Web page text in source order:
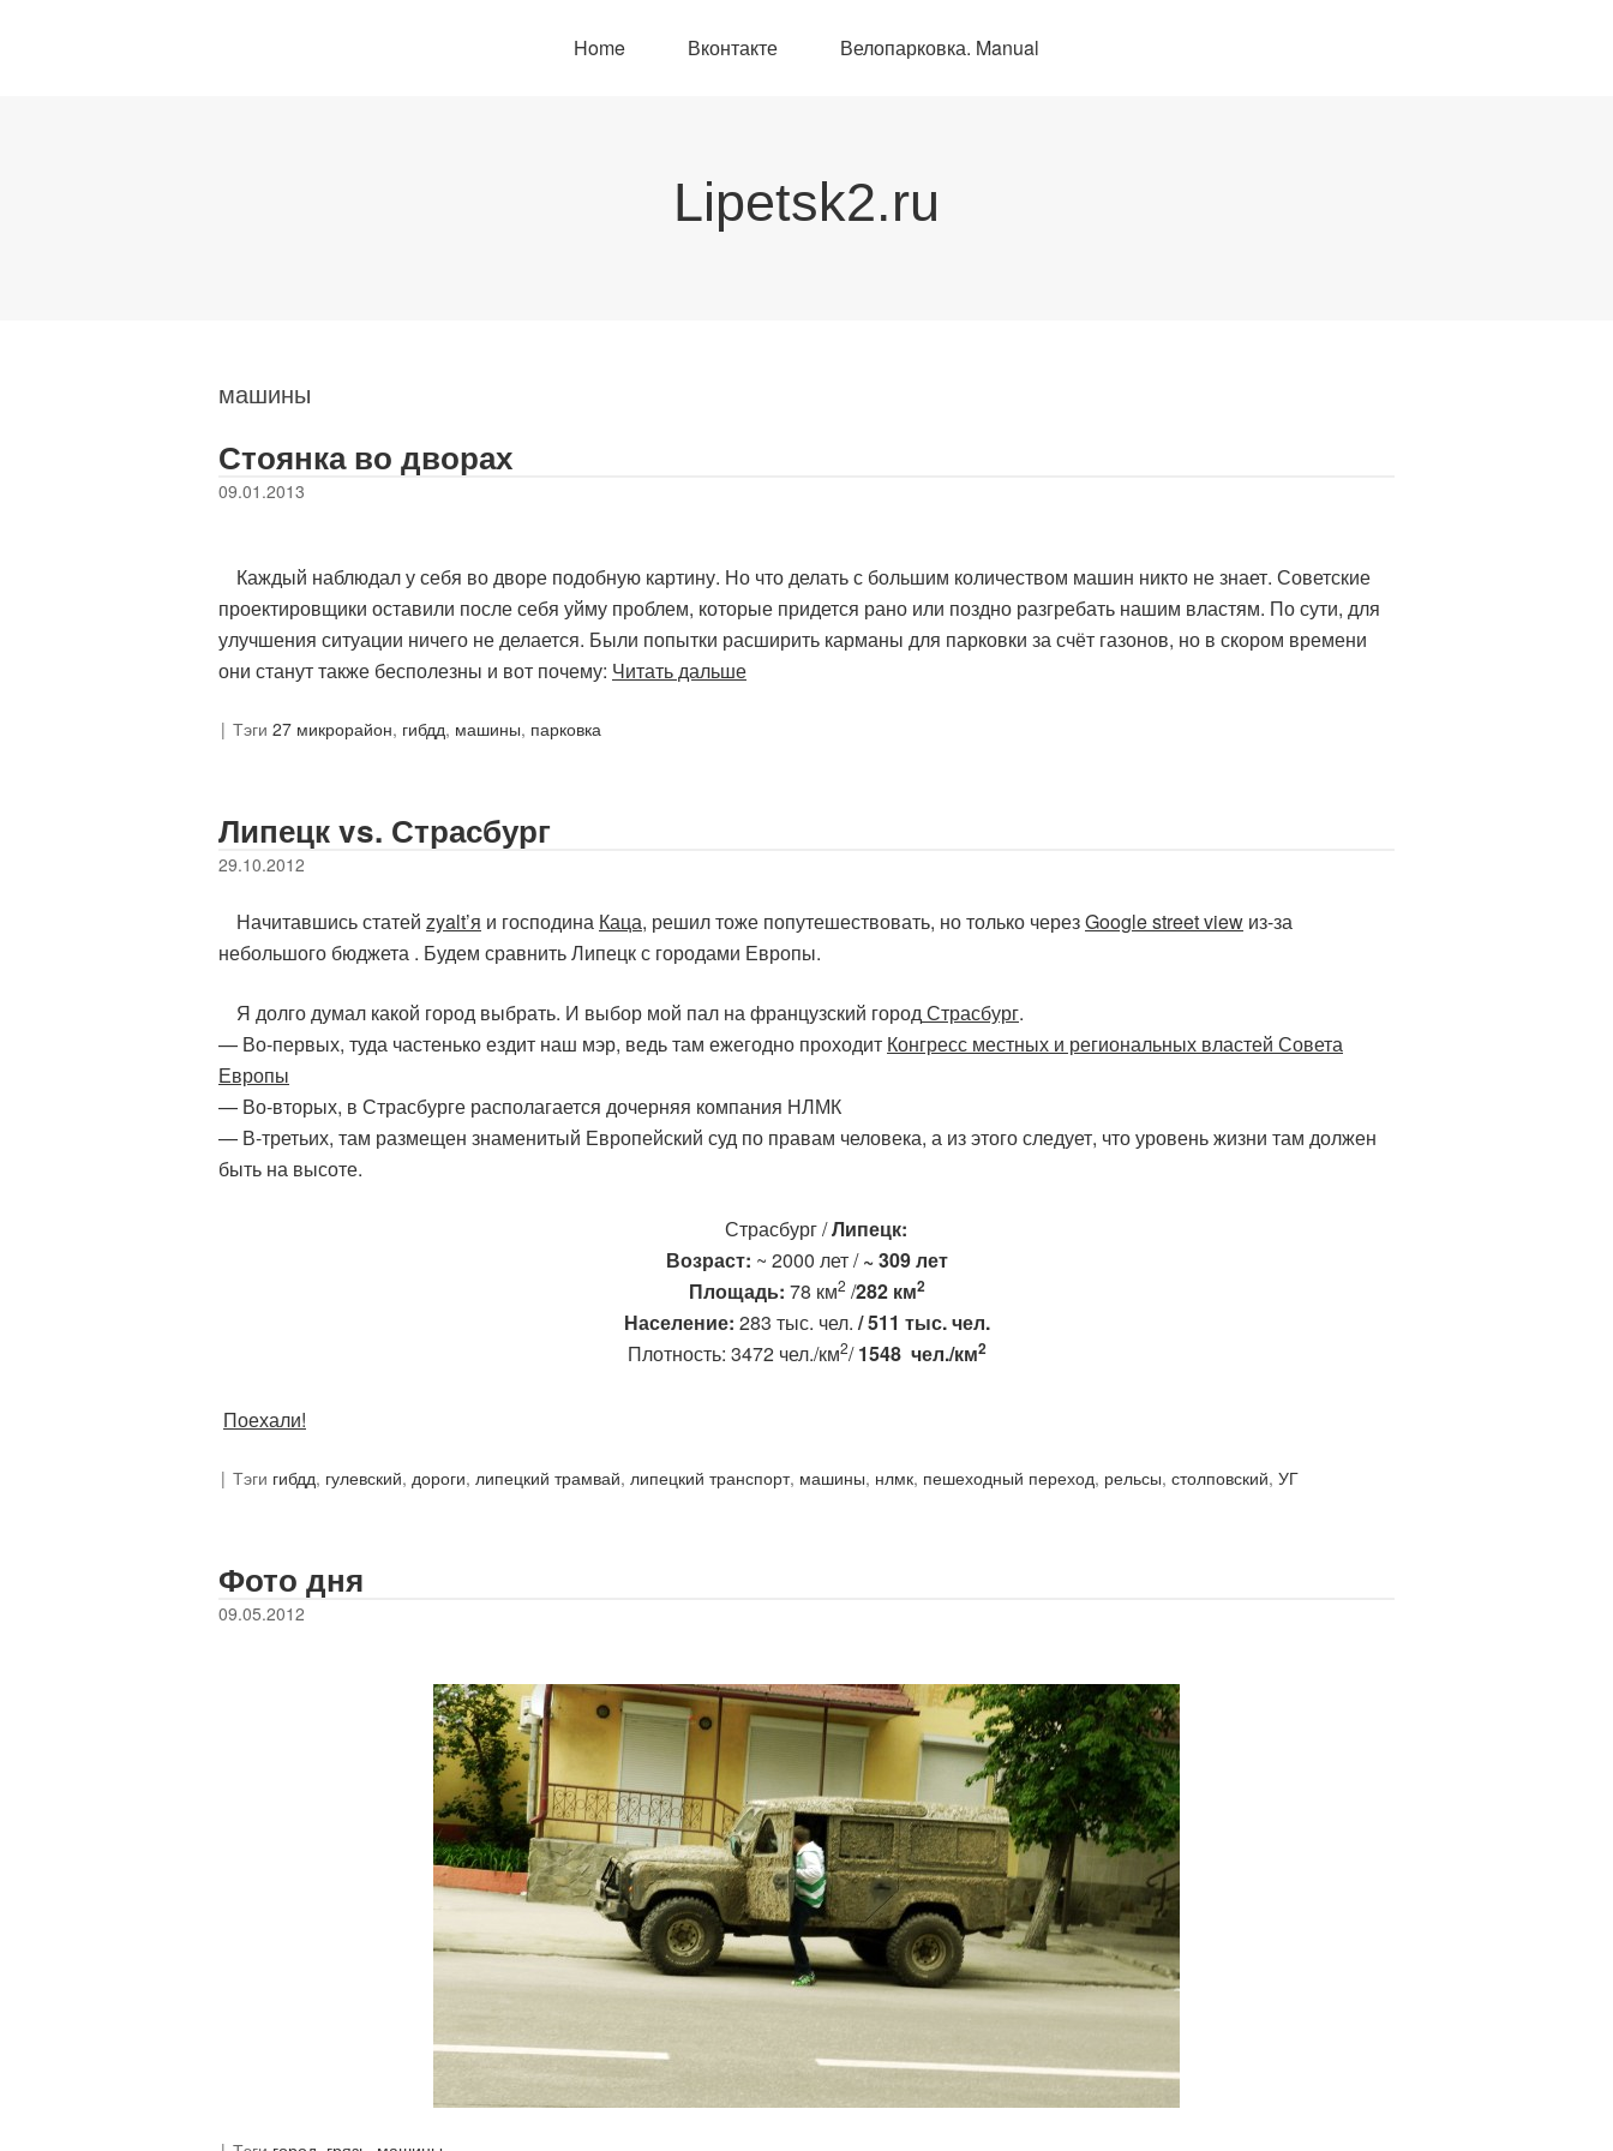
Home Вконтакте Велопарковка. Manual
Lipetsk2.ru
машины
Стоянка во дворах
09.01.2013
Каждый наблюдал у себя во дворе подобную картину. Но что делать с большим количеством машин никто не знает. Советские
проектировщики оставили после себя уйму проблем, которые придется рано или поздно разгребать нашим властям. По сути, для
улучшения ситуации ничего не делается. Были попытки расширить карманы для парковки за счёт газонов, но в скором времени
они станут также бесполезны и вот почему: Читать дальше
Тэги 27 микрорайон, гибдд, машины, парковка
Липецк vs. Страсбург
29.10.2012
Начитавшись статей zyalt’я и господина Каца, решил тоже попутешествовать, но только черезGoogle street view из-за
небольшого бюджета . Будем сравнить Липецк с городами Европы.
Я долго думал какой город выбрать. И выбор мой пал на французский городСтрасбург.
— Во-первых, туда частенько ездит наш мэр, ведь там ежегодно проходит Конгресс местных и региональных властей Совета
Европы
— Во-вторых, в Страсбурге располагается дочерняя компания НЛМК
— В-третьих, там размещен знаменитый Европейский суд по правам человека, а из этого следует, что уровень жизни там должен
быть на высоте.
Страсбург /Липецк:
Возраст: ~ 2000 лет /~ 309 лет
Площадь: 78 км2 /282 км2
Население: 283 тыс. чел. /511 тыс. чел.
Плотность: 3472 чел./км2/1548 чел./км2
Поехали!
Тэги гибдд, гулевский, дороги, липецкий трамвай, липецкий транспорт, машины, нлмк, пешеходный переход, рельсы, столповский, УГ
Фото дня
09.05.2012